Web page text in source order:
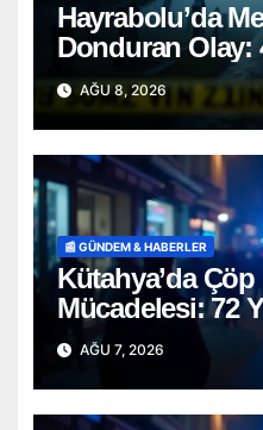
Hayrabolu’da
Donduran Olay:
Şahıs Ağaca
AĞU 8, 2026
📰 GÜNDEM & HABERLER
Kütahya’da
Mücadelesi: 72
Mucizevi Şekilde
AĞU 7, 2026